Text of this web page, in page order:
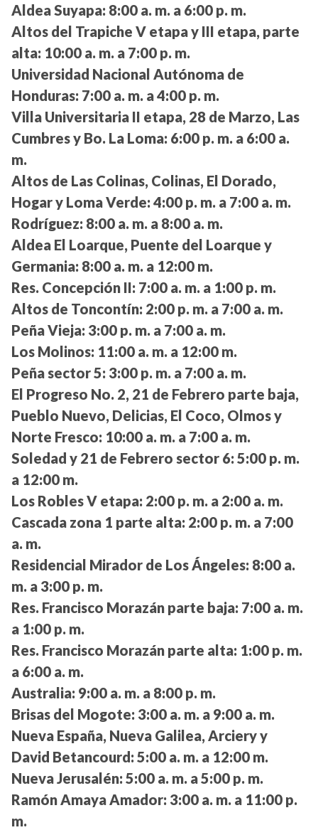
Aldea Suyapa: 8:00 a. m. a 6:00 p. m.
Altos del Trapiche V etapa y III etapa, parte
alta: 10:00 a. m. a 7:00 p. m.
Universidad Nacional Autónoma de
Honduras: 7:00 a. m. a 4:00 p. m.
Villa Universitaria II etapa, 28 de Marzo, Las
Cumbres y Bo. La Loma: 6:00 p. m. a 6:00 a.
m.
Altos de Las Colinas, Colinas, El Dorado,
Hogar y Loma Verde: 4:00 p. m. a 7:00 a. m.
Rodríguez: 8:00 a. m. a 8:00 a. m.
Aldea El Loarque, Puente del Loarque y
Germania: 8:00 a. m. a 12:00 m.
Res. Concepción II: 7:00 a. m. a 1:00 p. m.
Altos de Toncontín: 2:00 p. m. a 7:00 a. m.
Peña Vieja: 3:00 p. m. a 7:00 a. m.
Los Molinos: 11:00 a. m. a 12:00 m.
Peña sector 5: 3:00 p. m. a 7:00 a. m.
El Progreso No. 2, 21 de Febrero parte baja,
Pueblo Nuevo, Delicias, El Coco, Olmos y
Norte Fresco: 10:00 a. m. a 7:00 a. m.
Soledad y 21 de Febrero sector 6: 5:00 p. m.
a 12:00 m.
Los Robles V etapa: 2:00 p. m. a 2:00 a. m.
Cascada zona 1 parte alta: 2:00 p. m. a 7:00
a. m.
Residencial Mirador de Los Ángeles: 8:00 a.
m. a 3:00 p. m.
Res. Francisco Morazán parte baja: 7:00 a. m.
a 1:00 p. m.
Res. Francisco Morazán parte alta: 1:00 p. m.
a 6:00 a. m.
Australia: 9:00 a. m. a 8:00 p. m.
Brisas del Mogote: 3:00 a. m. a 9:00 a. m.
Nueva España, Nueva Galilea, Arciery y
David Betancourd: 5:00 a. m. a 12:00 m.
Nueva Jerusalén: 5:00 a. m. a 5:00 p. m.
Ramón Amaya Amador: 3:00 a. m. a 11:00 p.
m.